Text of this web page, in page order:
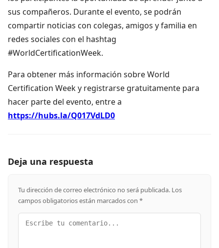
sus compañeros. Durante el evento, se podrán
compartir noticias con colegas, amigos y familia en
redes sociales con el hashtag
#WorldCertificationWeek.
Para obtener más información sobre World
Certification Week y registrarse gratuitamente para
hacer parte del evento, entre a
https://hubs.la/Q017VdLD0
Deja una respuesta
Tu dirección de correo electrónico no será publicada. Los
campos obligatorios están marcados con *